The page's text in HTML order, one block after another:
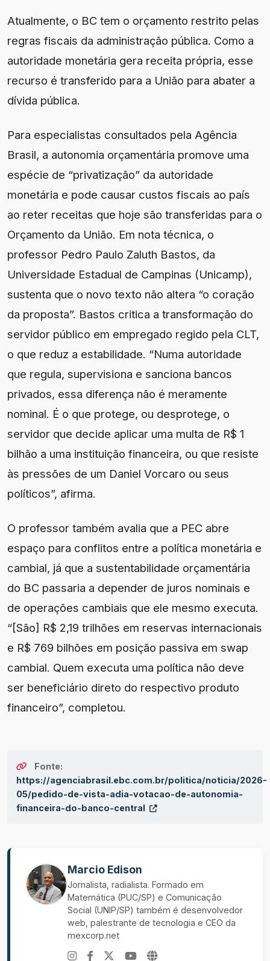
Atualmente, o BC tem o orçamento restrito pelas
regras fiscais da administração pública. Como a
autoridade monetária gera receita própria, esse
recurso é transferido para a União para abater a
dívida pública.
Para especialistas consultados pela Agência
Brasil, a autonomia orçamentária promove uma
espécie de “privatização” da autoridade
monetária e pode causar custos fiscais ao país
ao reter receitas que hoje são transferidas para o
Orçamento da União. Em nota técnica, o
professor Pedro Paulo Zaluth Bastos, da
Universidade Estadual de Campinas (Unicamp),
sustenta que o novo texto não altera “o coração
da proposta”. Bastos critica a transformação do
servidor público em empregado regido pela CLT,
o que reduz a estabilidade. “Numa autoridade
que regula, supervisiona e sanciona bancos
privados, essa diferença não é meramente
nominal. É o que protege, ou desprotege, o
servidor que decide aplicar uma multa de R$ 1
bilhão a uma instituição financeira, ou que resiste
às pressões de um Daniel Vorcaro ou seus
políticos”, afirma.
O professor também avalia que a PEC abre
espaço para conflitos entre a política monetária e
cambial, já que a sustentabilidade orçamentária
do BC passaria a depender de juros nominais e
de operações cambiais que ele mesmo executa.
“[São] R$ 2,19 trilhões em reservas internacionais
e R$ 769 bilhões em posição passiva em swap
cambial. Quem executa uma política não deve
ser beneficiário direto do respectivo produto
financeiro”, completou.
Fonte:
https://agenciabrasil.ebc.com.br/politica/noticia/2026-
05/pedido-de-vista-adia-votacao-de-autonomia-
financeira-do-banco-central
Marcio Edison
Jornalista, radialista. Formado em
Matemática (PUC/SP) e Comunicação
Social (UNIP/SP) também é desenvolvedor
web, palestrante de tecnologia e CEO da
mexcorp.net